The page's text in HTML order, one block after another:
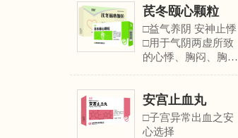
关节及软组织损伤等
疾病......
芪冬颐心颗粒
□益气养阴 安神止悸
□用于气阴两虚所致
的心悸、胸闷、胸
心烦；病毒性心肌
炎、冠心病心绞痛见
上述症候者
安宫止血丸
□子宫异常出血之安
心选择